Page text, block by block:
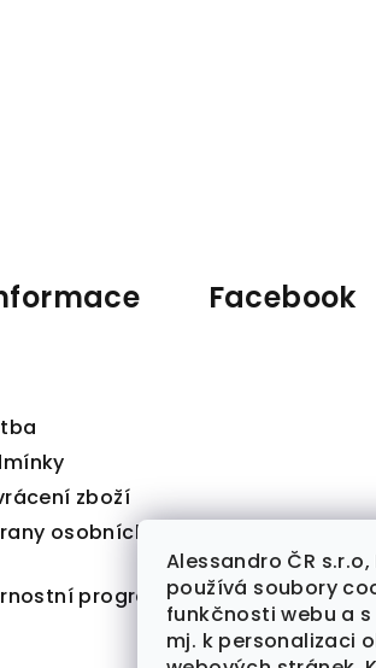
Alessandro ČR
používá soubory
funkčnosti webu a
mj. k personalizaci
zboží
osobních
program
Facebook